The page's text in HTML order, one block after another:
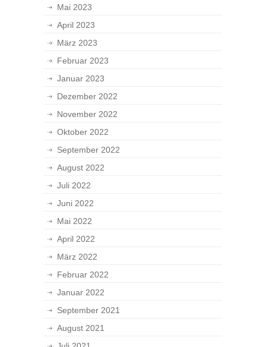
Mai 2023
April 2023
März 2023
Februar 2023
Januar 2023
Dezember 2022
November 2022
Oktober 2022
September 2022
August 2022
Juli 2022
Juni 2022
Mai 2022
April 2022
März 2022
Februar 2022
Januar 2022
September 2021
August 2021